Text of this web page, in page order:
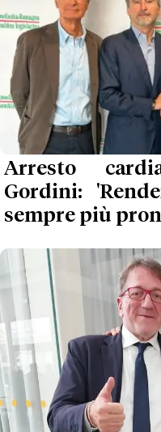
Arresto
Gordini:
sempre più